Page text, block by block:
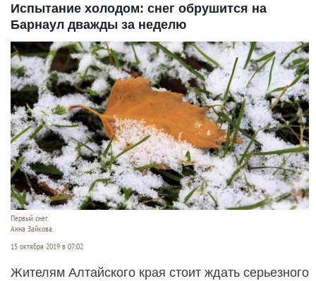
Испытание холодом: снег обрушится на
Барнаул дважды за неделю
Первый снег.
Анна Зайкова.
15 октября 2019 в 07:02
Жителям Алтайского края стоит ждать серьезного